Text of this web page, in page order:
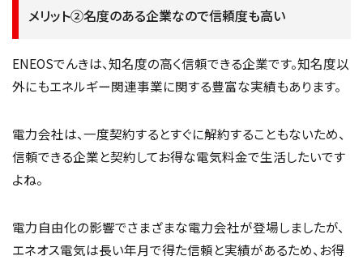
メリット②名度のある企業なので信頼度も高い
ENEOSでんきは、知名度の高く信頼できる企業です。知名度以
外にもエネルギー関連事業に関する豊富な実績もあります。
電力会社は、一度契約するとすぐに解約することもないため、
信頼できる企業と契約してお得な電気料金で生活したいです
よね。
電力自由化の影響でさまざまな電力会社が登場しましたが、
エネオス電気は長い年月で得た信頼と実績があるため、お得